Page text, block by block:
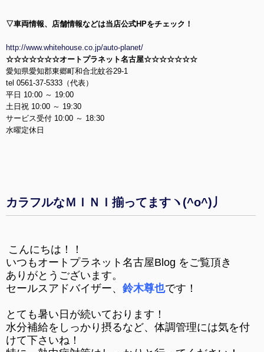
▽車両情報、店舗情報などは当店公式HPをチェック ！
http://www.whitehouse.co.jp/auto-planet/
☆☆☆☆☆☆☆オートプラネット名古屋☆☆☆☆☆☆☆
愛知県愛知郡東郷町和合北蚊谷29-1
tel 0561-37-5333（代表）
平日 10:00 ～ 19:00
土日祝 10:00 ～ 19:30
サービス受付 10:00 ～ 18:30
水曜定休日
カラフルなＭＩＮＩ揃ってますヽ(^o^)丿
こんにちは！！
いつもオートプラネット名古屋Blog をご覧頂き
ありがとうございます。
セールスアドバイザー、 鈴木尊也です！
とても暑い日が続いております！
水分補給をしっかり摂るなど、体調管理には気を付
けて下さいね！